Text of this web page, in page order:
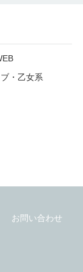
・乙女系
お問い合わせ